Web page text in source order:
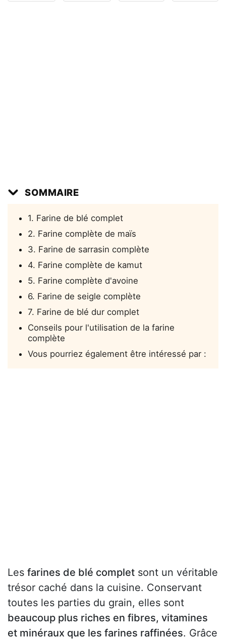
SOMMAIRE
1. Farine de blé complet
2. Farine complète de maïs
3. Farine de sarrasin complète
4. Farine complète de kamut
5. Farine complète d'avoine
6. Farine de seigle complète
7. Farine de blé dur complet
Conseils pour l'utilisation de la farine
complète
Vous pourriez également être intéressé par :
Les farines de blé complet sont un véritable
trésor caché dans la cuisine. Conservant
toutes les parties du grain, elles sont
beaucoup plus riches en fibres, vitamines
et minéraux que les farines raffinées. Grâce